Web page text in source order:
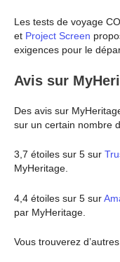
Les tests de voyage
et Project Screen
exigences pour le
Avis sur
Des avis sur
sur un certain nombre
3,7 étoiles sur 5 sur
MyHeritage.
4,4 étoiles sur 5 sur
par MyHeritage.
Vous trouverez